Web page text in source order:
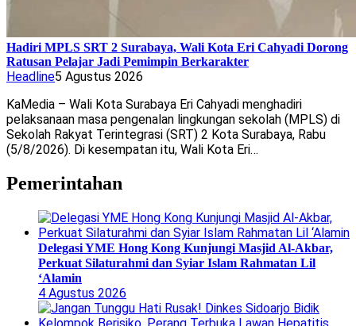
Hadiri MPLS SRT 2 Surabaya, Wali Kota Eri Cahyadi Dorong
Ratusan Pelajar Jadi Pemimpin Berkarakter
Headline5 Agustus 2026
KaMedia – Wali Kota Surabaya Eri Cahyadi menghadiri
pelaksanaan masa pengenalan lingkungan sekolah (MPLS) di
Sekolah Rakyat Terintegrasi (SRT) 2 Kota Surabaya, Rabu
(5/8/2026). Di kesempatan itu, Wali Kota Eri…
Pemerintahan
Delegasi YME Hong Kong Kunjungi Masjid Al-Akbar,
Perkuat Silaturahmi dan Syiar Islam Rahmatan Lil
‘Alamin
4 Agustus 2026